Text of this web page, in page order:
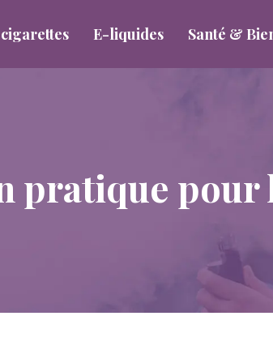
E-liquides Santé &
pratique pour